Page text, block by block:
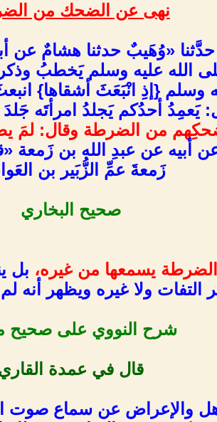
نهى عن الضحك من
«وُهَيبٌ حدثنا هشامٌ عن
الله عليه وسلم يَخطبُ وذكر
وسلم {إذِ انْبَعَثَ أشقاها}
يَعمِدُ أحدُكم يَجلدُ امرأتَه
من الضرطة وقال: لمَ
أبيه عن عبدِ الله بن زَمعة
زَمعةَ عمِّ الزُّبَير بن
صحيح البخاري
يسمعها من غيره، بل
التفات ولا غيره ويظهر
شرح النووي على صحيح
قال في عمدة
والإعراض عن سماع صوت